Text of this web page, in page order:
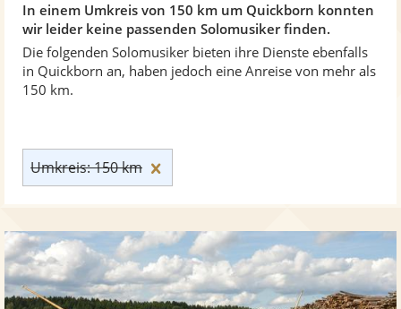
In einem Umkreis von 150 km um Quickborn konnten
wir leider keine passenden Solomusiker finden.
Die folgenden Solomusiker bieten ihre Dienste ebenfalls
in Quickborn an, haben jedoch eine Anreise von mehr als
150 km.
Umkreis: 150 km